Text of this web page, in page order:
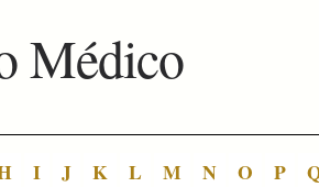
Médico
I J K L M N O P